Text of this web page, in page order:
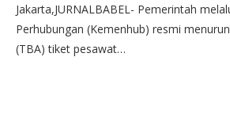
Jakarta,JURNALBABEL- Pemerintah
Perhubungan (Kemenhub) resmi
(TBA) tiket pesawat…